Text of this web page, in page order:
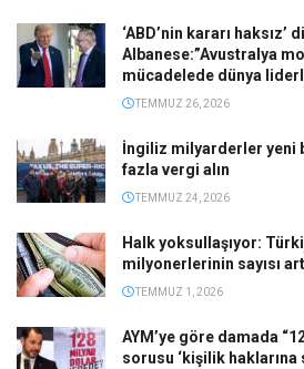
‘ABD’nin kararı haksız’
Albanese:”Avustralya
mücadelede dünya
TEMMUZ 26, 2026
İngiliz milyarderler yeni
fazla vergi alın
TEMMUZ 24, 2026
Halk yoksullaşıyor:
milyonerlerinin sayısı
TEMMUZ 1, 2026
AYM’ye göre damada
sorusu ‘kişilik haklarına